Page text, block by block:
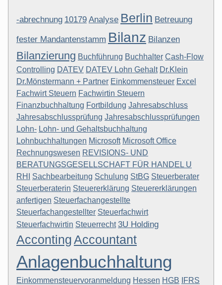
-abrechnung 10179 Analyse Berlin Betreuung
fester Mandantenstamm Bilanz Bilanzen
Bilanzierung Buchführung Buchhalter Cash-Flow
Controlling DATEV DATEV Lohn Gehalt Dr.Klein
Dr.Mönstermann + Partner Einkommensteuer Excel
Fachwirt Steuern Fachwirtin Steuern
Finanzbuchhaltung Fortbildung Jahresabschluss
Jahresabschlussprüfung Jahresabschlussprüfungen
Lohn- Lohn- und Gehaltsbuchhaltung
Lohnbuchhaltungen Microsoft Microsoft Office
Rechnungswesen REVISIONS- UND
BERATUNGSGESELLSCHAFT FÜR HANDEL U
RHI
Sachbearbeitung Schulung StBG Steuerberater
Steuerberaterin Steuererklärung Steuererklärungen
anfertigen Steuerfachangestellte
Steuerfachangestellter Steuerfachwirt
Steuerfachwirtin Steuerrecht 3U Holding
AccontingAccountant
Anlagenbuchhaltung
Einkommensteuervoranmeldung Hessen HGB
IFRS